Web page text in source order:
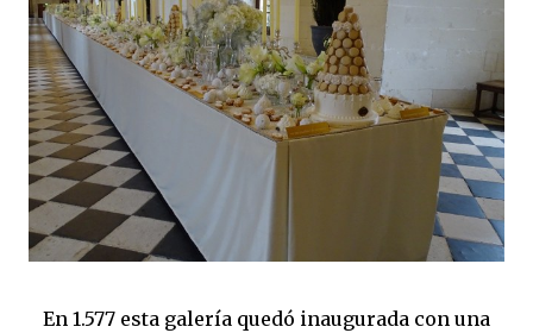
En 1.577 esta galería quedó inaugurada con una